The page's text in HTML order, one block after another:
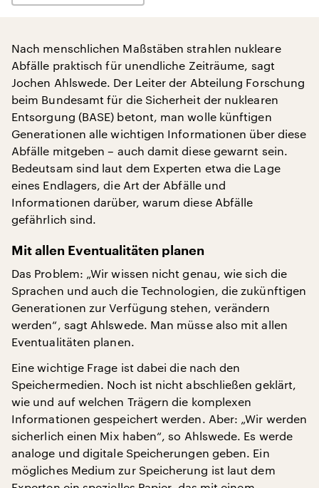
Nach menschlichen Maßstäben strahlen nukleare
Abfälle praktisch für unendliche Zeiträume, sagt
Jochen Ahlswede. Der Leiter der Abteilung Forschung
beim Bundesamt für die Sicherheit der nuklearen
Entsorgung (BASE) betont, man wolle künftigen
Generationen alle wichtigen Informationen über diese
Abfälle mitgeben – auch damit diese gewarnt sein.
Bedeutsam sind laut dem Experten etwa die Lage
eines Endlagers, die Art der Abfälle und
Informationen darüber, warum diese Abfälle
gefährlich sind.
Mit allen Eventualitäten planen
Das Problem: „Wir wissen nicht genau, wie sich die
Sprachen und auch die Technologien, die zukünftigen
Generationen zur Verfügung stehen, verändern
werden“, sagt Ahlswede. Man müsse also mit allen
Eventualitäten planen.
Eine wichtige Frage ist dabei die nach den
Speichermedien. Noch ist nicht abschließen geklärt,
wie und auf welchen Trägern die komplexen
Informationen gespeichert werden. Aber: „Wir werden
sicherlich einen Mix haben“, so Ahlswede. Es werde
analoge und digitale Speicherungen geben. Ein
mögliches Medium zur Speicherung ist laut dem